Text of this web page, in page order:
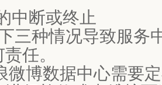
中断或终止
种情况导致服务
任。
博数据中心需要定